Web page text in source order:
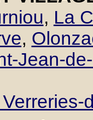
, La
,
Jean-